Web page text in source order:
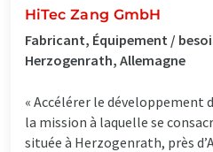
HiTec Zang GmbH
Fabricant, Équipement /
Herzogenrath, Allemagne
« Accélérer le développement
la mission à laquelle se
située à Herzogenrath, près